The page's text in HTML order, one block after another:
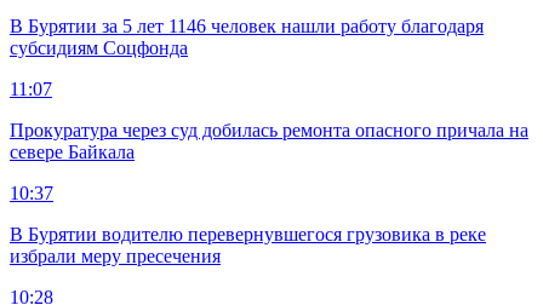
В Бурятии за 5 лет 1146 человек нашли работу благодаря
субсидиям Соцфонда
11:07
Прокуратура через суд добилась ремонта опасного причала на
севере Байкала
10:37
В Бурятии водителю перевернувшегося грузовика в реке
избрали меру пресечения
10:28